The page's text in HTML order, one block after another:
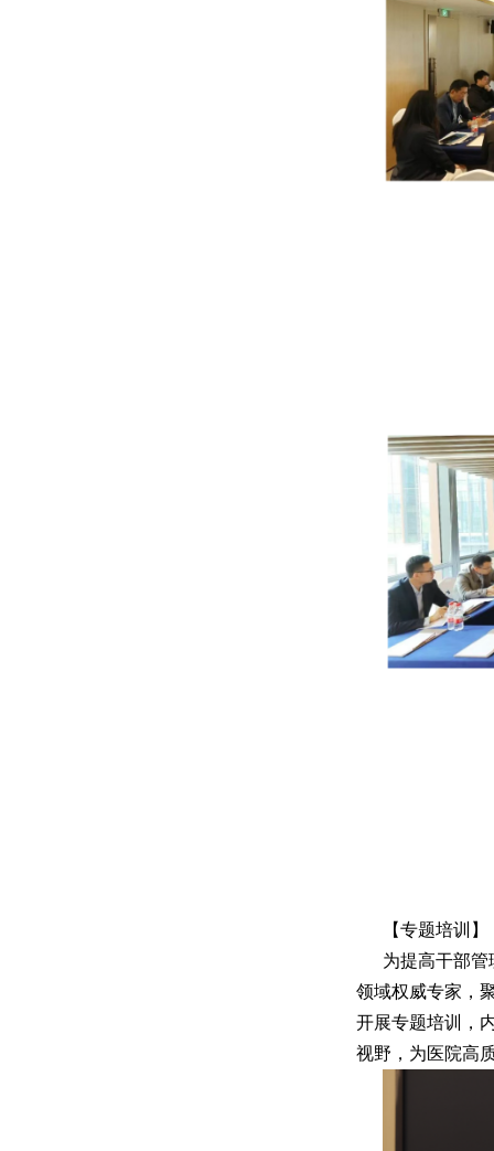
【专题培训】
为提高干部
领域权威专家，
开展专题培训，
视野，为医院高